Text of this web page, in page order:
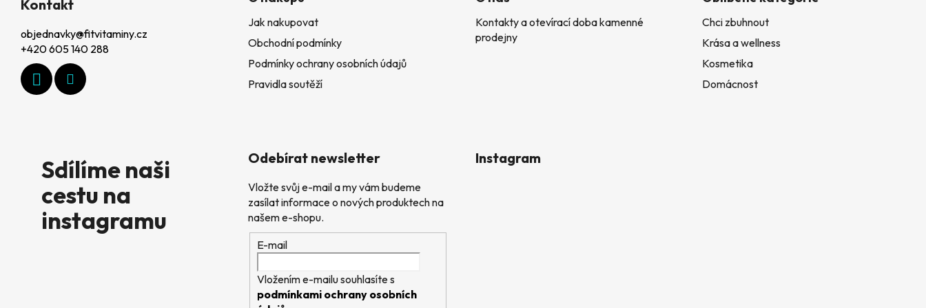
Kontakt
objednavky@fitvitaminy.cz
+420 605 140 288
Jak nakupovat
Obchodní podmínky
Podmínky ochrany osobních údajů
Pravidla soutěží
Kontakty a otevírací doba kamenné
prodejny
Chci zbuhnout
Krása a wellness
Kosmetika
Domácnost
Sdílíme naši
cestu na
instagramu
Odebírat newsletter
Vložte svůj e-mail a my vám budeme
zasílat informace o nových produktech na
našem e-shopu.
E-mail
Vložením e-mailu souhlasíte s
podmínkami ochrany osobních
Instagram